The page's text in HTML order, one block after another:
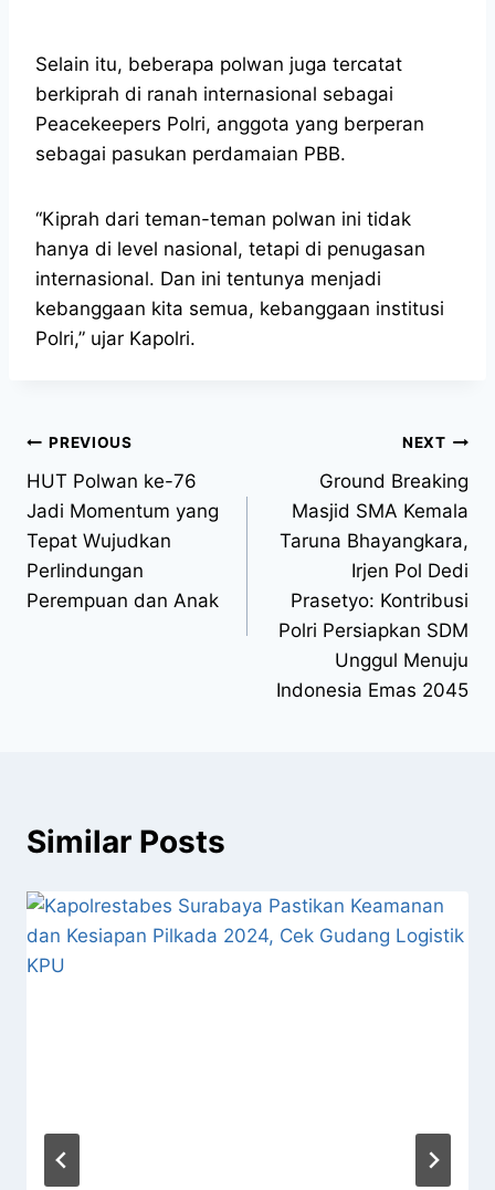
Selain itu, beberapa polwan juga tercatat
berkiprah di ranah internasional sebagai
Peacekeepers Polri, anggota yang berperan
sebagai pasukan perdamaian PBB.
“Kiprah dari teman-teman polwan ini tidak
hanya di level nasional, tetapi di penugasan
internasional. Dan ini tentunya menjadi
kebanggaan kita semua, kebanggaan institusi
Polri,” ujar Kapolri.
PREVIOUS
HUT Polwan ke-76
Jadi Momentum yang
Tepat Wujudkan
Perlindungan
Perempuan dan Anak
NEXT
Ground Breaking
Masjid SMA Kemala
Taruna Bhayangkara,
Irjen Pol Dedi
Prasetyo: Kontribusi
Polri Persiapkan SDM
Unggul Menuju
Indonesia Emas 2045
Similar Posts